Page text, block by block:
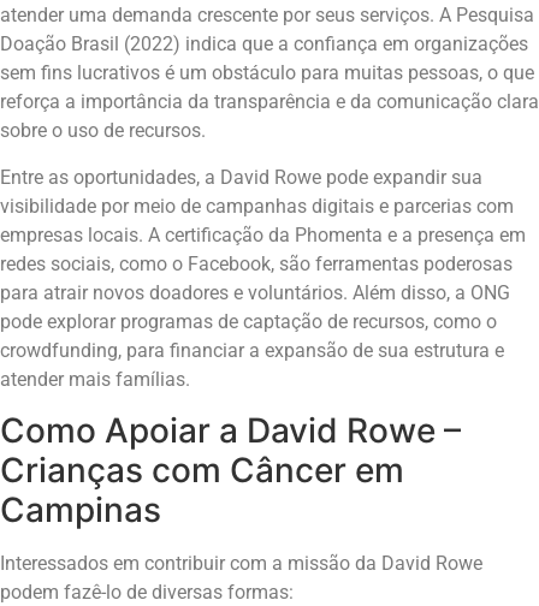
atender uma demanda crescente por seus serviços. A Pesquisa
Doação Brasil (2022) indica que a confiança em organizações
sem fins lucrativos é um obstáculo para muitas pessoas, o que
reforça a importância da transparência e da comunicação clara
sobre o uso de recursos.
Entre as oportunidades, a David Rowe pode expandir sua
visibilidade por meio de campanhas digitais e parcerias com
empresas locais. A certificação da Phomenta e a presença em
redes sociais, como o Facebook, são ferramentas poderosas
para atrair novos doadores e voluntários. Além disso, a ONG
pode explorar programas de captação de recursos, como o
crowdfunding, para financiar a expansão de sua estrutura e
atender mais famílias.
Como Apoiar a David Rowe –
Crianças com Câncer em
Campinas
Interessados em contribuir com a missão da David Rowe
podem fazê-lo de diversas formas: